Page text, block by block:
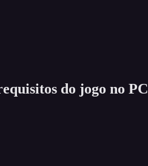
do jogo no PC